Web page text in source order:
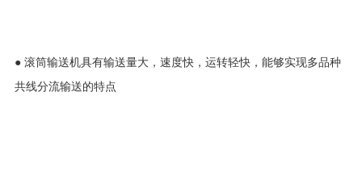
●滚筒输送机具有输送量大，速度快，运转轻快，能够实现多品种
共线分流输送的特点